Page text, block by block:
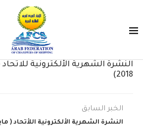
النشرة الشهرية الألكترونية
2018)
الخبر السابق
النشرة الشهرية الألكترونية اللأتحاد ( مايو /